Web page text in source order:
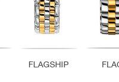
FLAGSHIP